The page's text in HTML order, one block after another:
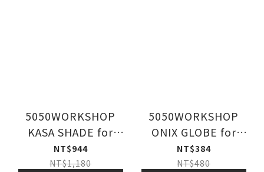
5050WORKSHOP
KASA SHADE for
MINIMALIGHT 營燈燈
罩
NT$944
NT$1,180
5050WORKSHOP
ONIX GLOBE for
MINIMALIGHT 營燈燈
套
NT$384
NT$480